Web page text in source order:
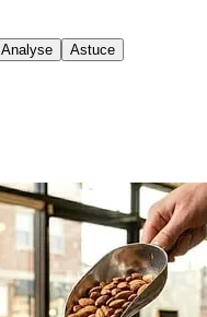
Analyse
Astuce